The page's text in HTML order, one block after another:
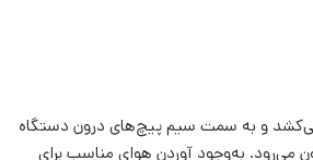
فن سشوار از اصلی‌ترین قطعات این دستگاه است که هوای خارج از سشوار را به داخل آن می‌کشد و به سمت سیم پیچ‌‎های درون دستگاه
می‌رود. به‌وجود آوردن هوای مناسب برای